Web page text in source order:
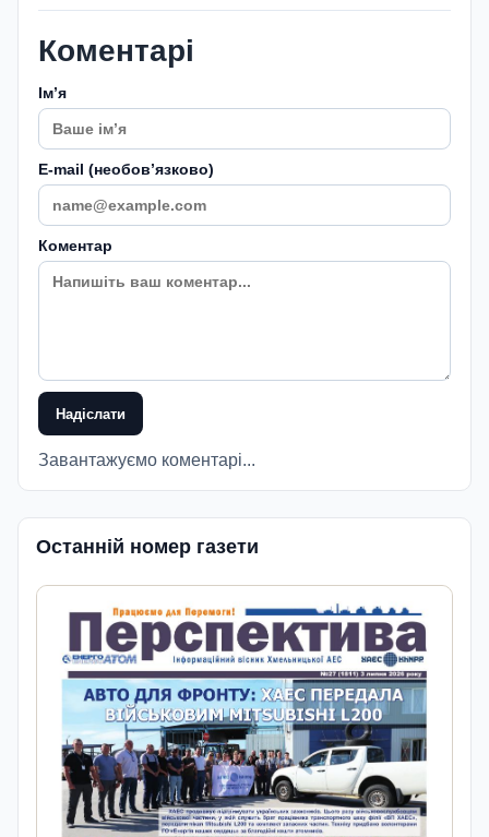
Коментарі
Імʼя
E-mail (необовʼязково)
Коментар
Надіслати
Завантажуємо коментарі...
Останній номер газети